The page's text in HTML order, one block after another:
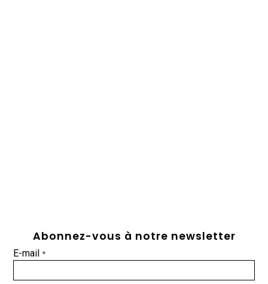
Abonnez-vous à notre newsletter
E-mail*